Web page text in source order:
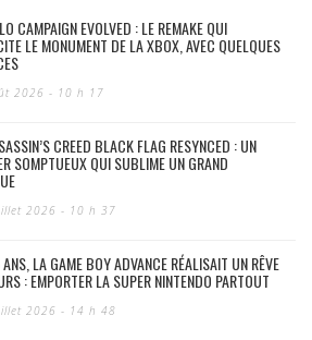
CAMPAIGN EVOLVED : LE REMAKE QUI
LE MONUMENT DE LA XBOX, AVEC QUELQUES
2026 - 10 h 17
CREED BLACK FLAG RESYNCED : UN
SOMPTUEUX QUI SUBLIME UN GRAND
2026 - 10 h 37
LA GAME BOY ADVANCE RÉALISAIT UN RÊVE
: EMPORTER LA SUPER NINTENDO PARTOUT
2026 - 14 h 48